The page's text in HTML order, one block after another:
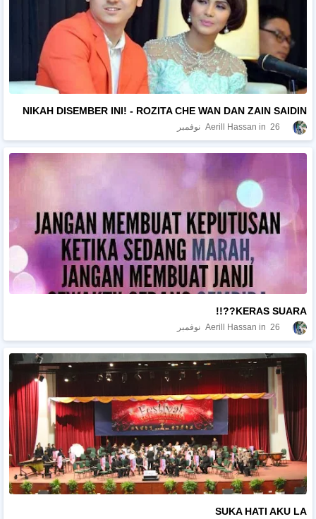
NIKAH DISEMBER INI! - ROZITA CHE WAN DAN ZAIN SAIDIN
Aerill Hassan 26 نوفمبر
KERAS SUARA??!!
Aerill Hassan 26 نوفمبر
SUKA HATI AKU LA